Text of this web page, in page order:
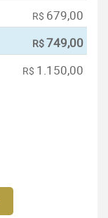
R$ 679,00
R$749,00
R$ 1.150,00